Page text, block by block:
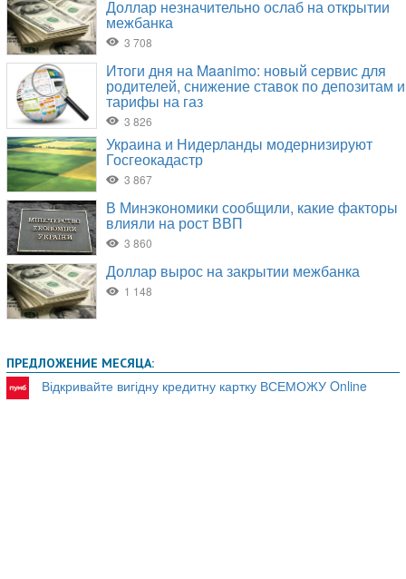
ПРЕДЛОЖЕНИЕ МЕСЯЦА:
Відкривайте вигідну кредитну картку ВСЕМОЖУ Online